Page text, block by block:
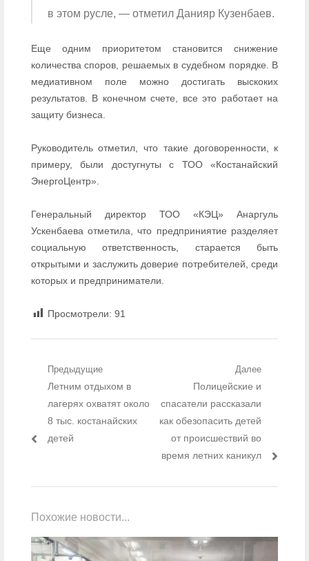
в этом русле, — отметил Данияр Кузенбаев.
Еще одним приоритетом становится снижение
количества споров, решаемых в судебном порядке. В
медиативном поле можно достигать выскоких
результатов. В конечном счете, все это работает на
защиту бизнеса.
Руководитель отметил, что такие договоренности, к
примеру, были достугнуты с ТОО «Костанайский
ЭнергоЦентр».
Генеральный директор ТОО «КЭЦ» Анаргуль
Ускенбаева отметила, что предприниятие разделяет
социальную ответственность, старается быть
открытыми и заслужить доверие потребителей, среди
которых и предприниматели.
Просмотрели: 91
Навигация по записям
Предыдущие
Предыдущий пост:
Летним отдыхом в
лагерях охватят около
8 тыс. костанайских
детей
Далее
Следующий пост:
Полицейские и
спасатели рассказали
как обезопасить детей
от происшествий во
время летних каникул
Похожие новости...